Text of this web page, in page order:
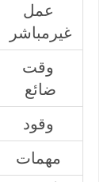
عمل
غيرمباشر
وقت
ضائع
وقود
مهمات